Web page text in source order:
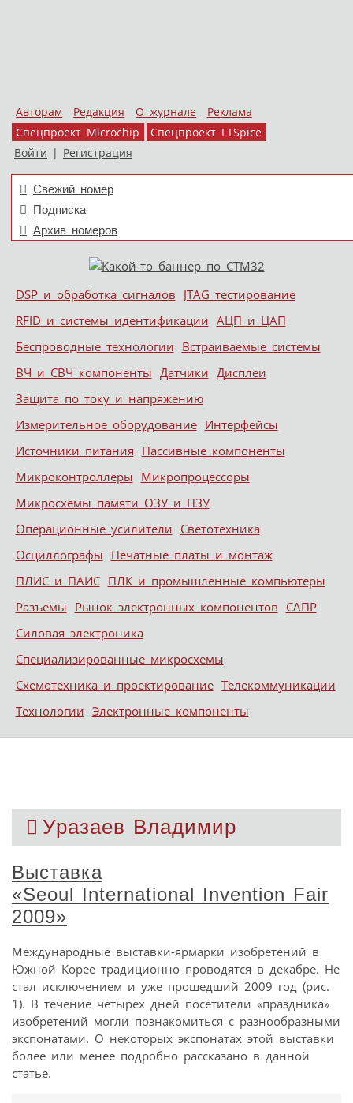
Авторам Редакция О журнале
Реклама
Спецпроект Microchip
Спецпроект LTSpice
Войти | Регистрация
Свежий номер
Подписка
Архив номеров
Меню
Skip to content
DSP и обработка сигналов JTAG тестирование
RFID и системы идентификации АЦП и ЦАП
Беспроводные технологии Встраиваемые системы
ВЧ и СВЧ компоненты Датчики Дисплеи
Защита по току и напряжению
Измерительное оборудование Интерфейсы
Источники питания Пассивные компоненты
Микроконтроллеры Микропроцессоры
Микросхемы памяти ОЗУ и ПЗУ
Операционные усилители Светотехника
Осциллографы Печатные платы и монтаж
ПЛИС и ПАИС ПЛК и промышленные компьютеры
Разъемы Рынок электронных компонентов САПР
Силовая электроника
Специализированные микросхемы
Схемотехника и проектирование Телекоммуникации
Технологии Электронные компоненты
Уразаев Владимир
Выставка
«Seoul International Invention Fair
2009»
Международные выставки-ярмарки изобретений в
Южной Корее традиционно проводятся в декабре. Не
стал исключением и уже прошедший 2009 год (рис.
1). В течение четырех дней посетители «праздника»
изобретений могли познакомиться с разнообразными
экспонатами. О некоторых экспонатах этой выставки
более или менее подробно рассказано в данной
статье.